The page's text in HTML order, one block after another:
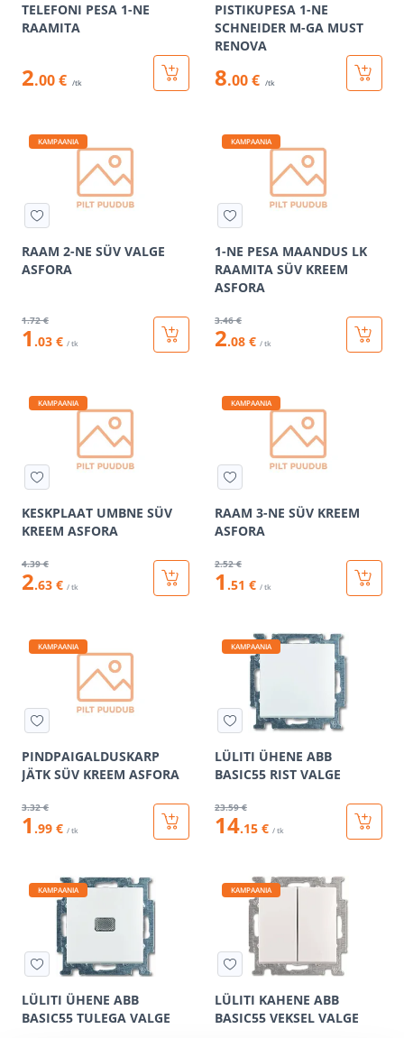
TELEFONI PESA 1-NE
RAAMITA
2.00 € /tk
PISTIKUPESA 1-NE
SCHNEIDER M-GA MUST
RENOVA
8.00 € /tk
KAMPAANIA
RAAM 2-NE SÜV VALGE
ASFORA
1.72 €
1 .03 € / tk
KAMPAANIA
1-NE PESA MAANDUS LK
RAAMITA SÜV KREEM
ASFORA
3.46 €
2.08 € / tk
KAMPAANIA
KESKPLAAT UMBNE SÜV
KREEM ASFORA
4.39 €
2.63 € / tk
KAMPAANIA
RAAM 3-NE SÜV KREEM
ASFORA
2.52 €
1 .51 € / tk
KAMPAANIA
PINDPAIGALDUSKARP
JÄTK SÜV KREEM ASFORA
3.32 €
1 .99 € / tk
KAMPAANIA
LÜLITI ÜHENE ABB
BASIC55 RIST VALGE
23.59 €
14.15 € / tk
KAMPAANIA
LÜLITI ÜHENE ABB
BASIC55 TULEGA VALGE
KAMPAANIA
LÜLITI KAHENE ABB
BASIC55 VEKSEL VALGE